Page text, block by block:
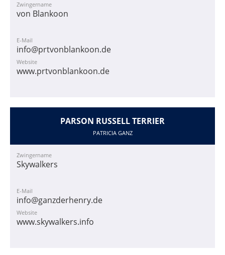
Zwingername
von Blankoon
E-Mail
info@prtvonblankoon.de
Website
www.prtvonblankoon.de
PARSON RUSSELL TERRIER
PATRICIA GANZ
Zwingername
Skywalkers
E-Mail
info@ganzderhenry.de
Website
www.skywalkers.info